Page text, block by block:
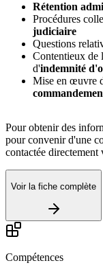
Rétention
Procédures
judiciaire
Questions
Contentieux de
d'indemnité
Mise en œuvre
Pour obtenir des
pour convenir d'une
contactée
Voir la fiche complète
Compétences